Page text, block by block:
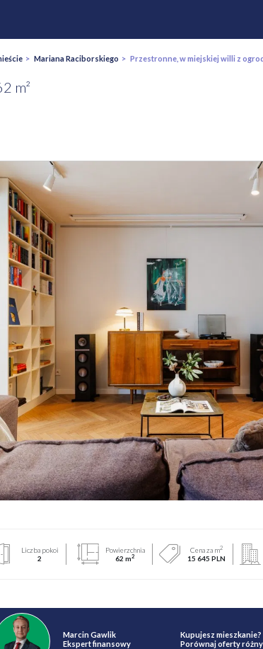
> Mariana Raciborskiego > Przestronne, w miejskiej willi z
m²
Liczba pokoi
2
Powierzchnia
62 m2
Cena za m2
15 645 PLN
Marcin Gawlik
Ekspert finansowy
Kupujesz mieszkanie?
Porównaj oferty